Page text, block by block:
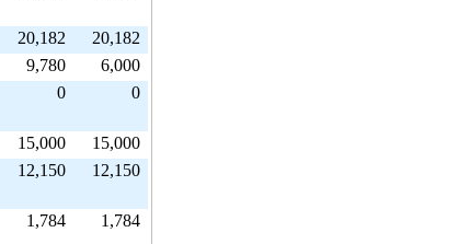
20,182
20,182
9,780
6,000
0 0
15,000
15,000
12,150 12,150
1,784 1,784